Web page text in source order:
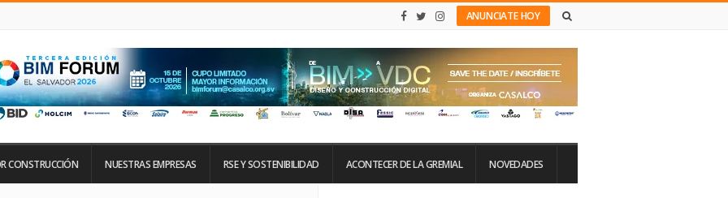
ANUNCIATE HOY
CONSTRUCCIÓN NUESTRAS EMPRESAS RSE Y SOSTENIBILIDAD ACONTECER DE LA GREMIAL NOVEDADES